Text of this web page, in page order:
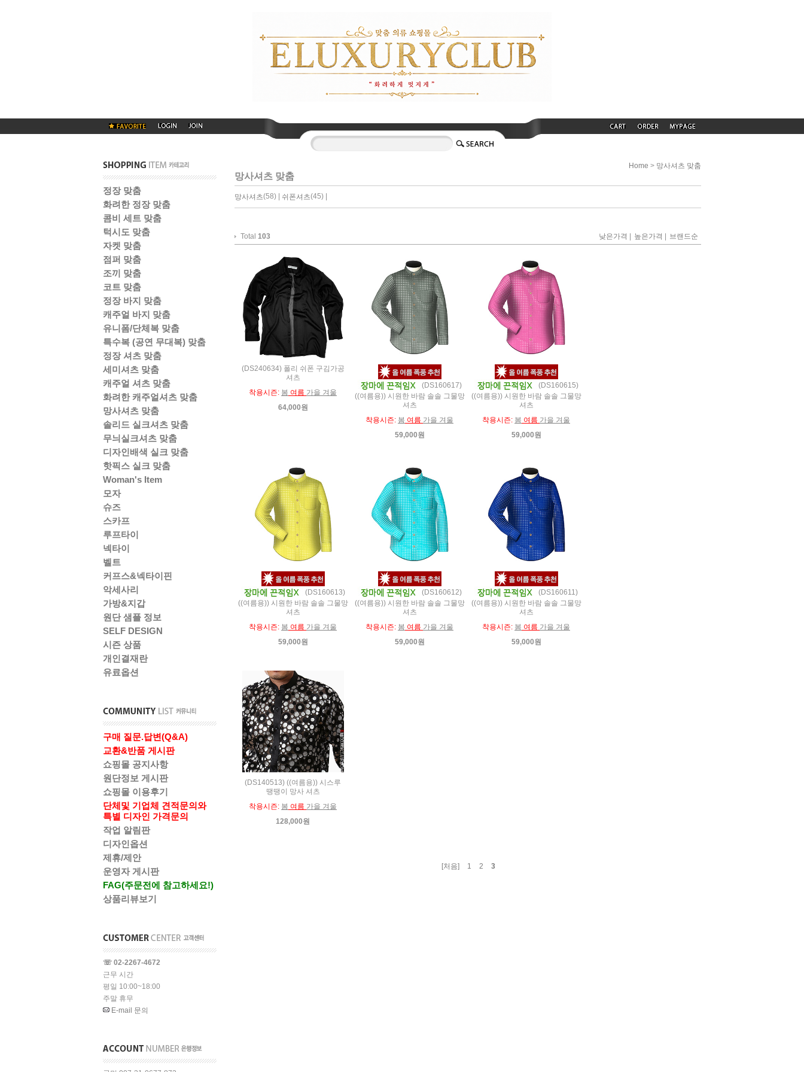
정장 맞춤
화려한 정장 맞춤
콤비 세트 맞춤
턱시도 맞춤
자켓 맞춤
점퍼 맞춤
조끼 맞춤
코트 맞춤
정장 바지 맞춤
캐주얼 바지 맞춤
유니폼/단체복 맞춤
특수복 (공연 무대복) 맞춤
정장 셔츠 맞춤
세미셔츠 맞춤
캐주얼 셔츠 맞춤
화려한 캐주얼셔츠 맞춤
망사셔츠 맞춤
솔리드 실크셔츠 맞춤
무늬실크셔츠 맞춤
디자인배색 실크 맞춤
핫픽스 실크 맞춤
Woman's Item
모자
슈즈
스카프
루프타이
넥타이
벨트
커프스&넥타이핀
악세사리
가방&지갑
원단 샘플 정보
SELF DESIGN
시즌 상품
개인결재란
유료옵션
구매 질문.답변(Q&A)
교환&반품 게시판
쇼핑몰 공지사항
원단정보 게시판
쇼핑몰 이용후기
단체및 기업체 견적문의와
특별 디자인 가격문의
작업 알림판
디자인옵션
제휴/제안
운영자 게시판
FAG(주문전에 참고하세요!)
상품리뷰보기
☏ 02-2267-4672
근무 시간
평일 10:00~18:00
주말 휴무
E-mail 문의
Home > 망사셔츠 맞춤
망사셔츠 맞춤
망사셔츠(58) | 쉬폰셔츠(45) |
Total 103 낮은가격 | 높은가격 | 브랜드순
(DS240634) 폴리 쉬폰 구김가공
셔츠
착용시즌: 봄 여름 가을 겨울
64,000원
(DS160617)
((여름용)) 시원한 바람 솔솔 그물망
셔츠
착용시즌: 봄 여름 가을 겨울
59,000원
(DS160615)
((여름용)) 시원한 바람 솔솔 그물망
셔츠
착용시즌: 봄 여름 가을 겨울
59,000원
(DS160613)
((여름용)) 시원한 바람 솔솔 그물망
셔츠
착용시즌: 봄 여름 가을 겨울
59,000원
(DS160612)
((여름용)) 시원한 바람 솔솔 그물망
셔츠
착용시즌: 봄 여름 가을 겨울
59,000원
(DS160611)
((여름용)) 시원한 바람 솔솔 그물망
셔츠
착용시즌: 봄 여름 가을 겨울
59,000원
(DS140513) ((여름용)) 시스루
땡땡이 망사 셔츠
착용시즌: 봄 여름 가을 겨울
128,000원
[처음] 1 2 3